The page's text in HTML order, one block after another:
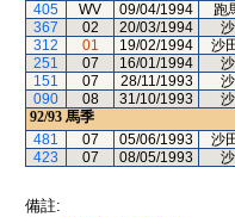
405
WV 09/04/1994 跑
367
02 20/03/1994
312
01 19/02/1994 沙
251
07 16/01/1994
151
07 28/11/1993
090
08 31/10/1993
92/93 馬季
481
07 05/06/1993 沙
423
07 08/05/1993
備註: